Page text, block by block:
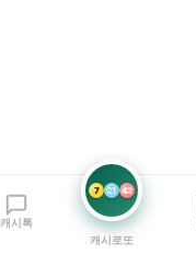
캐시톡
7 21 42
캐시로또